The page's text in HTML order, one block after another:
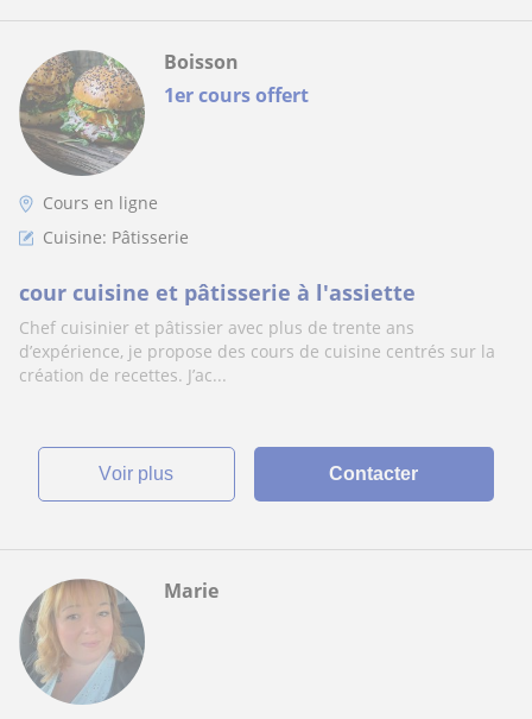
1er cours offert
Boisson
Cours en ligne
Cuisine: Pâtisserie
cour cuisine et pâtisserie à l'assiette
Chef cuisinier et pâtissier avec plus de trente ans
d’expérience, je propose des cours de cuisine centrés sur la
création de recettes. J’ac...
voir plus Contacter
Marie